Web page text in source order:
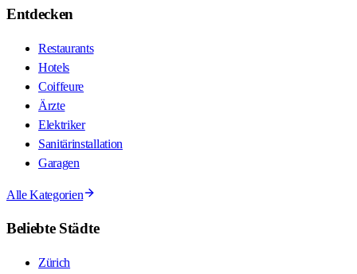
Entdecken
Restaurants
Hotels
Coiffeure
Ärzte
Elektriker
Sanitärinstallation
Garagen
Alle Kategorien
Beliebte Städte
Zürich